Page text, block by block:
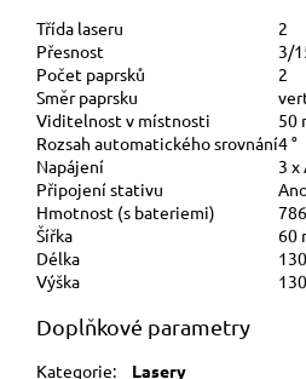
Třída laseru
2
Přesnost
3/
Počet paprsků
2
Směr paprsku
Viditelnost v místnosti
50
Rozsah automatického srovnání4 °
Napájení
3 x
Připojení stativu
Hmotnost (s bateriemi)
Šířka
60
Délka
Výška
Doplňkové parametry
Kategorie:
Lasery